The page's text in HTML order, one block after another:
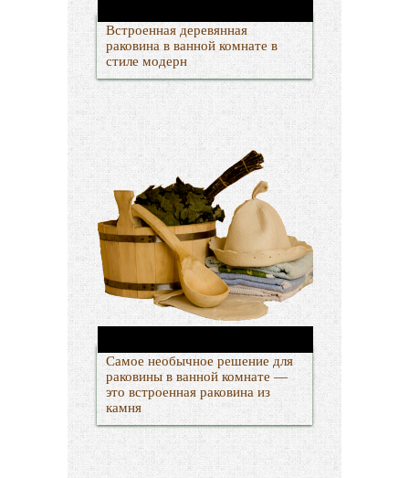
Встроенная деревянная
раковина в ванной комнате в
стиле модерн
Самое необычное решение для
раковины в ванной комнате —
это встроенная раковина из
камня